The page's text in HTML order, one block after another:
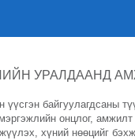
УРАЛДААНД
үүсгэн
онцлог,
хүний нөөцийг